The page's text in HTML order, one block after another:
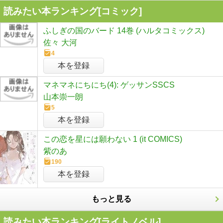
読みたい本ランキング[コミック]
ふしぎの国のバード 14巻 (ハルタコミックス)
佐々 大河
4
本を登録
マネマネにちにち(4): ゲッサンSSCS
山本崇一朗
5
本を登録
この恋を星には願わない 1 (it COMICS)
紫のあ
190
本を登録
もっと見る